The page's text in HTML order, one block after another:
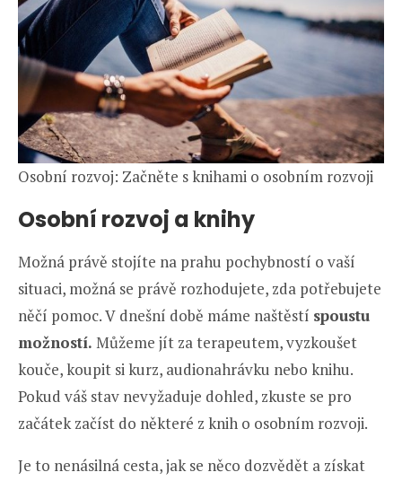
Osobní rozvoj: Začněte s knihami o osobním rozvoji
Osobní rozvoj a knihy
Možná právě stojíte na prahu pochybností o vaší
situaci, možná se právě rozhodujete, zda potřebujete
něčí pomoc. V dnešní době máme naštěstí spoustu
možností. Můžeme jít za terapeutem, vyzkoušet
kouče, koupit si kurz, audionahrávku nebo knihu.
Pokud váš stav nevyžaduje dohled, zkuste se pro
začátek začíst do některé z knih o osobním rozvoji.
Je to nenásilná cesta, jak se něco dozvědět a získat